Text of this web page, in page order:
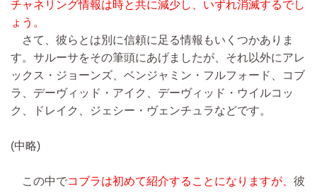
チャネリング情報は時と共に減少し、いずれ消滅するでし
ょう。
さて、彼らとは別に信頼に足る情報もいくつかありま
す。サルーサをその筆頭にあげましたが、それ以外にアレ
ックス・ジョーンズ、ベンジャミン・フルフォード、コブ
ラ、デーヴィッド・アイク、デーヴィッド・ウイルコッ
ク、ドレイク、ジェシー・ヴェンチュラなどです。
(中略)
この中でコブラは初めて紹介することになりますが、 彼